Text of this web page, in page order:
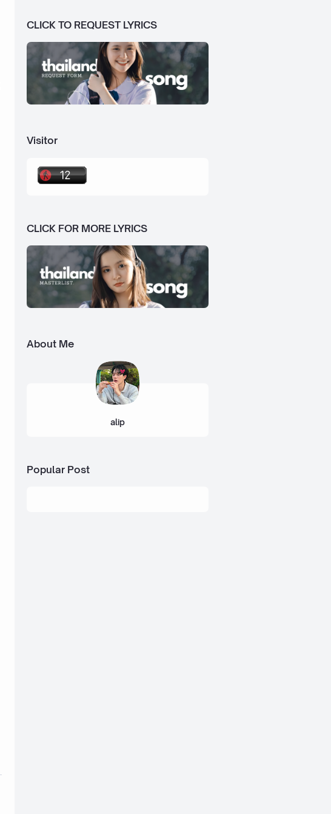
CLICK TO REQUEST LYRICS
Visitor
CLICK FOR MORE LYRICS
About Me
alip
Popular Post